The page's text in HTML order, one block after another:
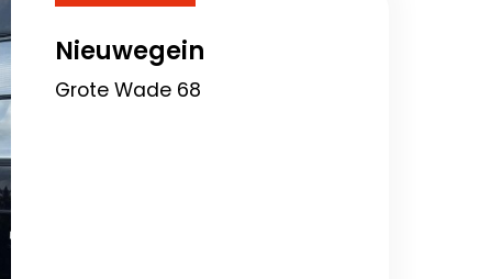
Nieuwegein
Grote Wade 68